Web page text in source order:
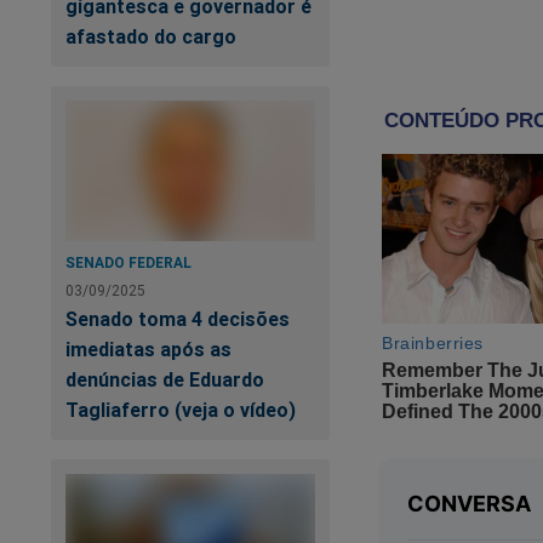
gigantesca e governador é
afastado do cargo
SENADO FEDERAL
03/09/2025
Senado toma 4 decisões
imediatas após as
denúncias de Eduardo
Tagliaferro (veja o vídeo)
debate político. E
políticos poderão
doações de
Vai ser fácil
Facebook, o
O aparecimento
simples click, e a
Nossos filhos já
snapchat, Skype,
não acarretará